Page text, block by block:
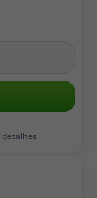
detalhes